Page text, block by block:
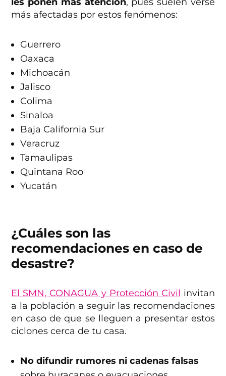
más afectadas por estos fenómenos:
Guerrero
Oaxaca
Michoacán
Jalisco
Colima
Sinaloa
Baja California Sur
Veracruz
Tamaulipas
Quintana Roo
Yucatán
¿Cuáles son las
recomendaciones en caso de
desastre?
El SMN, CONAGUA y Protección Civil invitan
a la población a seguir las recomendaciones
en caso de que se lleguen a presentar estos
ciclones cerca de tu casa.
No difundir rumores ni cadenas falsas